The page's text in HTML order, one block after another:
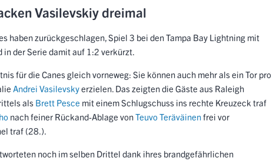
Vasilevskiy dreimal
haben zurückgeschlagen, Spiel 3 bei den Tampa Bay Lightning mit
in der Serie damit auf 1:2 verkürzt.
für die Canes gleich vorneweg: Sie können auch mehr als ein Tor pro
Andrei Vasilevskyerzielen. Das zeigten die Gäste aus Raleigh
als Brett Pesce mit einem Schlugschuss ins rechte Kreuzeck traf
nach feiner Rückand-Ablage vonTeuvo Teräväinenfrei vor
traf (28.).
noch im selben Drittel dank ihres brandgefährlichen